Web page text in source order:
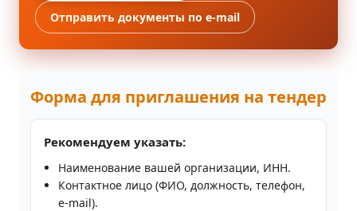
Отправить документы по e‑mail
Форма для приглашения на тендер
Рекомендуем указать:
Наименование вашей организации, ИНН.
Контактное лицо (ФИО, должность, телефон,
e‑mail).